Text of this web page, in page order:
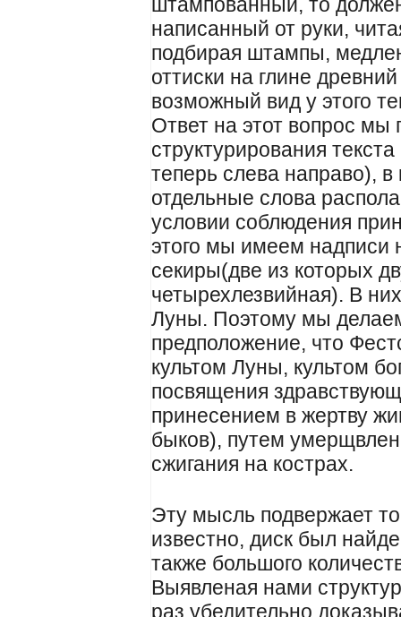
написанный от руки,
подбирая штампы,
оттиски на глине
возможный вид у этого
Ответ на этот вопрос мы
структурирования текста
теперь слева направо),
отдельные слова
условии соблюдения
этого мы имеем
секиры(две из которых
четырехлезвийная). В
Луны. Поэтому мы
предположение, что
культом Луны, культом
посвящения
принесением в жертву
быков), путем
сжигания на кострах.
Эту мысль подвержает
известно, диск был
также большого
Выявленая нами
раз убедительно